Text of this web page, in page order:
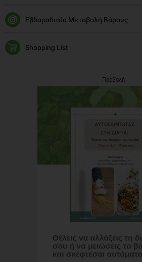
Εβδομαδιαία Μεταβολή Βάρους
Shopping List
Προβολή